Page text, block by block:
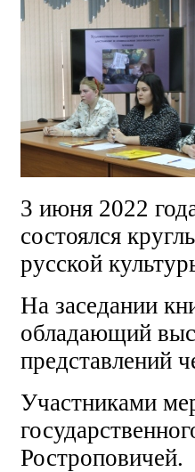
3 июня 2022
состоялся
русской
На заседании
обладающий
представлений
Участниками
Ростроповичей.